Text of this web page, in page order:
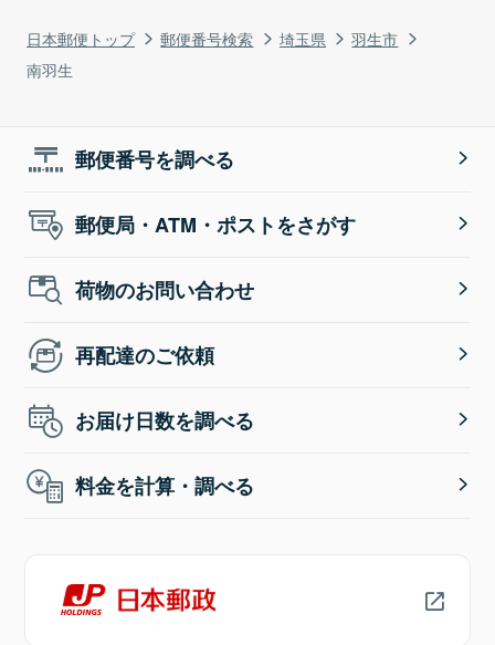
日本郵便トップ 郵便番号検索 埼玉県
羽生市
南羽生
郵便番号を調べる
郵便局・ATM・ポストをさがす
荷物のお問い合わせ
再配達のご依頼
お届け日数を調べる
料金を計算・調べる